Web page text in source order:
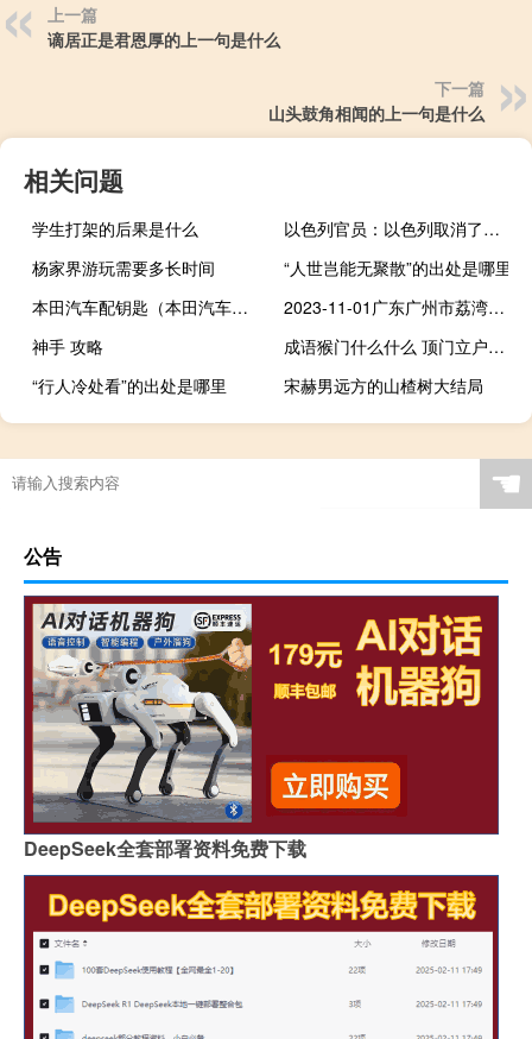
上一篇
谪居正是君恩厚的上一句是什么
下一篇
山头鼓角相闻的上一句是什么
相关问题
学生打架的后果是什么
以色列官员：以色列取消了大量的袭击行动以避免平民出现伤亡
杨家界游玩需要多长时间
“人世岂能无聚散”的出处是哪里
本田汽车配钥匙（本田汽车配钥匙多少钱）
2023-11-01广东广州市荔湾区(鹿茸菇)的报价是多少
神手 攻略
成语猴门什么什么 顶门立户是什么生肖
“行人冷处看”的出处是哪里
宋赫男远方的山楂树大结局
☚
公告
DeepSeek全套部署资料免费下载